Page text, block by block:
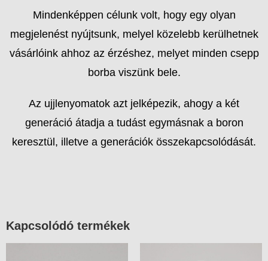
Mindenképpen célunk volt, hogy egy olyan
megjelenést nyújtsunk, melyel közelebb kerülhetnek
vásárlóink ahhoz az érzéshez, melyet minden csepp
borba viszünk bele.
Az ujjlenyomatok azt jelképezik, ahogy a két
generáció átadja a tudást egymásnak a boron
keresztül, illetve a generációk összekapcsolódását.
Kapcsolódó termékek